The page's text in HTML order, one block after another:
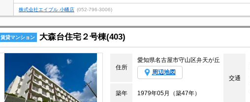
株式会社エイブル 小幡店 (052-796-3006)
賃貸マンション 大森台住宅２号棟(403)
住所
愛知県名古屋市守山区弁天が丘
周辺地図
交通
築年 1979年05月（築47年）